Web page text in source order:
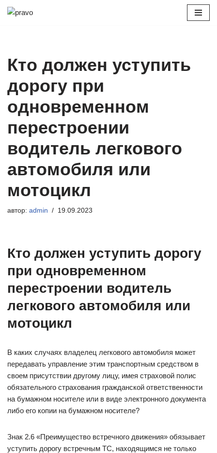
Кто должен уступить
дорогу при
одновременном
перестроении
водитель легкового
автомобиля или
мотоцикл
автор: admin 19.09.2023
Кто должен уступить дорогу
при одновременном
перестроении водитель
легкового автомобиля или
мотоцикл
В каких случаях владелец легкового автомобиля может
передавать управление этим транспортным средством в
своем присутствии другому лицу, имея страховой полис
обязательного страхования гражданской ответственности
на бумажном носителе или в виде электронного документа
либо его копии на бумажном носителе?
Знак 2.6 «Преимущество встречного движения» обязывает
уступить дорогу встречным ТС, находящимся не только